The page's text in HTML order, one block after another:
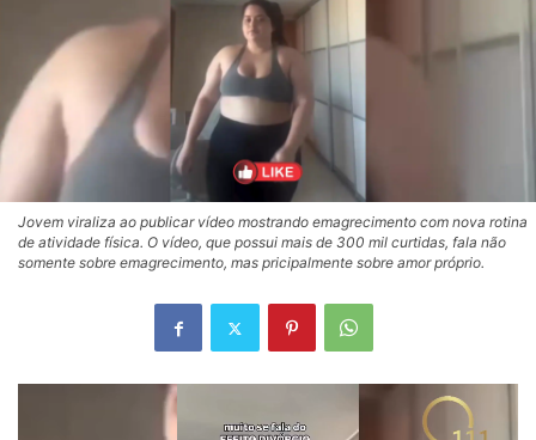
Jovem viraliza ao publicar vídeo mostrando emagrecimento com nova rotina
de atividade física. O vídeo, que possui mais de 300 mil curtidas, fala não
somente sobre emagrecimento, mas pricipalmente sobre amor próprio.